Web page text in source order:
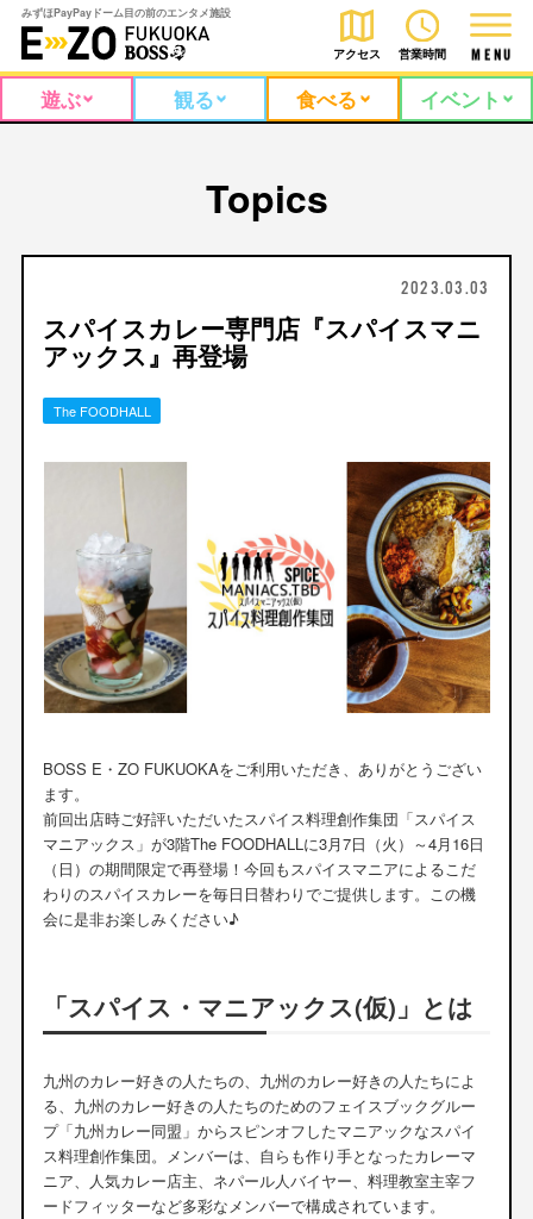
みずほPayPayドーム目の前のエンタメ施設
アクセス 営業時間 M E N U
遊ぶ 観る 食べる イベント
Topics
2023.03.03
スパイスカレー専門店『スパイスマニ
アックス』再登場
The FOODHALL
BOSS E・ZO FUKUOKAをご利用いただき、ありがとうござい
ます。
前回出店時ご好評いただいたスパイス料理創作集団「スパイス
マニアックス」が3階The FOODHALLに3月7日（火）～4月16日
（日）の期間限定で再登場！今回もスパイスマニアによるこだ
わりのスパイスカレーを毎日日替わりでご提供します。この機
会に是非お楽しみください♪
「スパイス・マニアックス(仮)」とは
九州のカレー好きの人たちの、九州のカレー好きの人たちによ
る、九州のカレー好きの人たちのためのフェイスブックグルー
プ「九州カレー同盟」からスピンオフしたマニアックなスパイ
ス料理創作集団。メンバーは、自らも作り手となったカレーマ
ニア、人気カレー店主、ネパール人バイヤー、料理教室主宰フ
ードフィッターなど多彩なメンバーで構成されています。